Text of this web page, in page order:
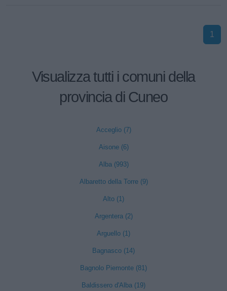
1
Visualizza tutti i comuni della
provincia di Cuneo
Acceglio (7)
Aisone (6)
Alba (993)
Albaretto della Torre (9)
Alto (1)
Argentera (2)
Arguello (1)
Bagnasco (14)
Bagnolo Piemonte (81)
Baldissero d'Alba (19)